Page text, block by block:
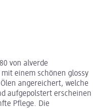
von alverde
mit einem schönen glossy
angereichert, welche
aufgepolstert erscheinen
Pflege. Die